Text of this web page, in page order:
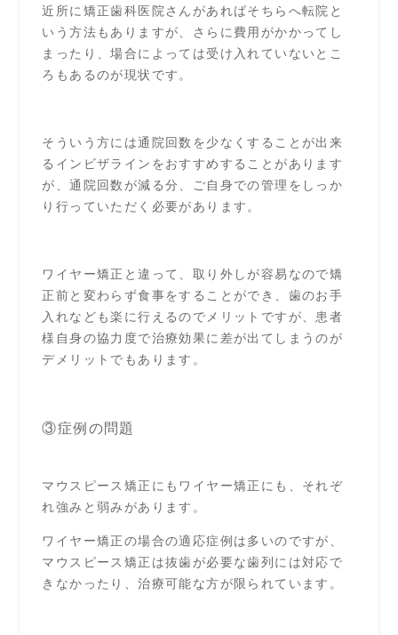
近所に矯正歯科医院さんがあればそちらへ転院と
いう方法もありますが、さらに費用がかかってし
まったり、場合によっては受け入れていないとこ
ろもあるのが現状です。
そういう方には通院回数を少なくすることが出来
るインビザラインをおすすめすることがあります
が、通院回数が減る分、ご自身での管理をしっか
り行っていただく必要があります。
ワイヤー矯正と違って、取り外しが容易なので矯
正前と変わらず食事をすることができ、歯のお手
入れなども楽に行えるのでメリットですが、患者
様自身の協力度で治療効果に差が出てしまうのが
デメリットでもあります。
③症例の問題
マウスピース矯正にもワイヤー矯正にも、それぞ
れ強みと弱みがあります。
ワイヤー矯正の場合の適応症例は多いのですが、
マウスピース矯正は抜歯が必要な歯列には対応で
きなかったり、治療可能な方が限られています。